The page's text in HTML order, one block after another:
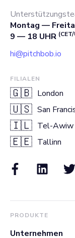
Montag —
9 — 18 UHR
hi@pitchbob.io
FILIALEN
🇬🇧 London
🇺🇸 San
🇮🇱 Tel-Awiw
🇪🇪 Tallinn
PRODUKTE
Unternehmen